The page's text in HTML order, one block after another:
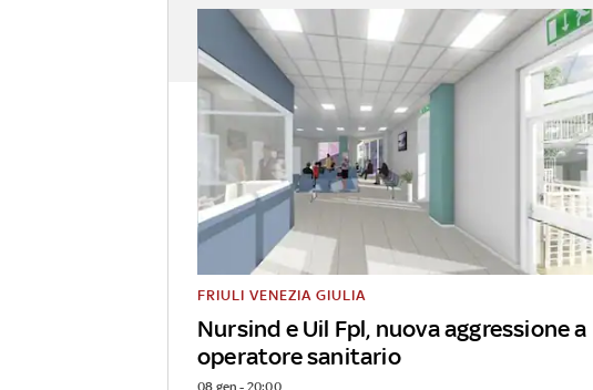
Nursind e Uil Fpl, nuova aggressione a
operatore sanitario
FRIULI VENEZIA GIULIA
08 gen - 20:00